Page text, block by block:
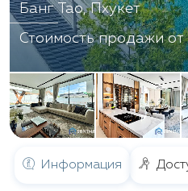
Банг Тао, Пхукет
Стоимость продажи от
Информация